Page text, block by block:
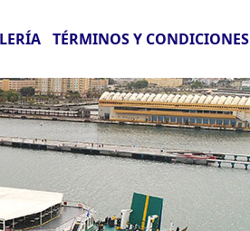
TÉRMINOS Y CONDICIONES